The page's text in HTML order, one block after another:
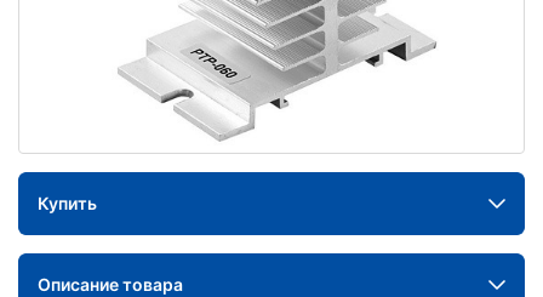
Купить
Описание товара